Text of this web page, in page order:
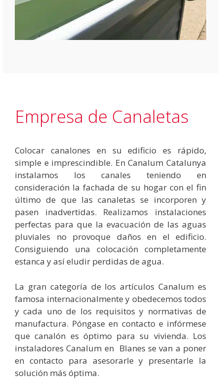
Empresa de Canaletas
Colocar canalones en su edificio es rápido,
simple e imprescindible. En Canalum Catalunya
instalamos los canales teniendo en
consideración la fachada de su hogar con el fin
último de que las canaletas se incorporen y
pasen inadvertidas. Realizamos instalaciones
perfectas para que la evacuación de las aguas
pluviales no provoque daños en el edificio.
Consiguiendo una colocación completamente
estanca y así eludir perdidas de agua.
La gran categoría de los artículos Canalum es
famosa internacionalmente y obedecemos todos
y cada uno de los requisitos y normativas de
manufactura. Póngase en contacto e infórmese
que canalón es óptimo para su vivienda. Los
instaladores Canalum en Blanes se van a poner
en contacto para asesorarle y presentarle la
solución más óptima.